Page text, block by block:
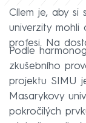
Cílem je, aby si
univerzity mohli
profesi. Na
Podle
zkušebního
projektu SIMU
Masarykovy
pokročilých